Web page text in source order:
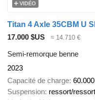
VIDÉO
17.000 $US ≈ 14.710 €
Semi-remorque benne
2023
Capacité de charge
Suspension ressort/ressort